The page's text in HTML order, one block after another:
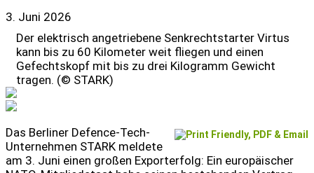
3. Juni 2026
Der elektrisch angetriebene Senkrechtstarter Virtus
kann bis zu 60 Kilometer weit fliegen und einen
Gefechtskopf mit bis zu drei Kilogramm Gewicht
tragen. (© STARK)
Das Berliner Defence-Tech-
Unternehmen STARK meldete
am 3. Juni einen großen Exporterfolg: Ein europäischer